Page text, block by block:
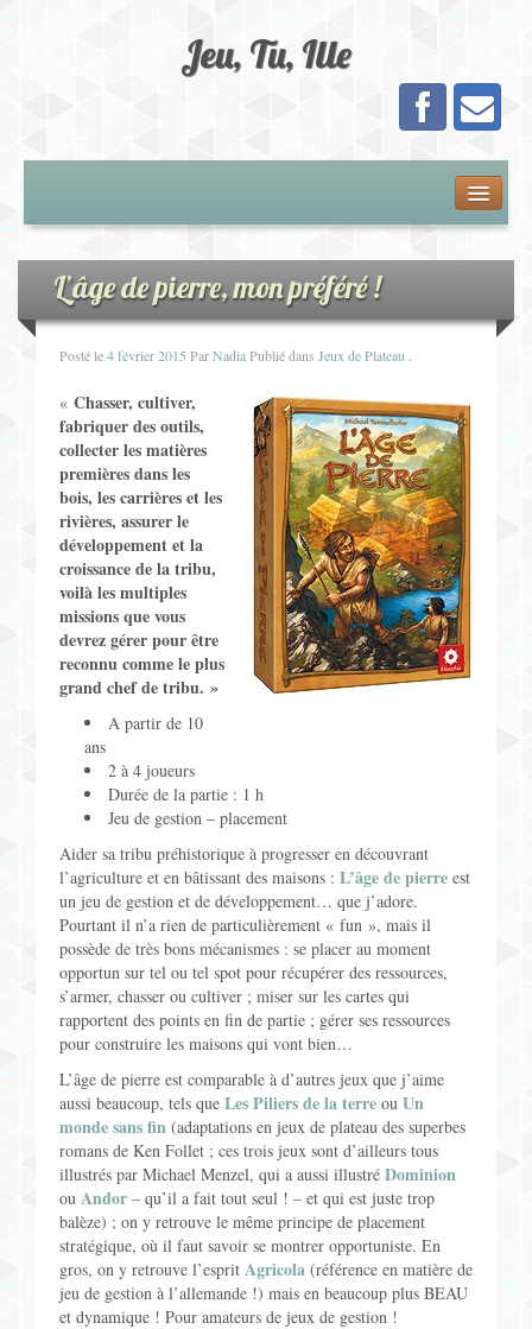
Jeu, Tu, Ille
Adhésion
Calendrier
Les Jeux
Jeux de Plateau
Jeux de Cartes
Jeux pour Enfants
Jeux de Rôle
Contact
L’âge de pierre, mon préféré !
Posté le4 février 2015 ParNadiaPublié dans Jeux de Plateau
« Chasser, cultiver,
fabriquer des outils,
collecter les matières
premières dans les
bois, les carrières et les
rivières, assurer le
développement et la
croissance de la tribu,
voilà les multiples
missions que vous
devrez gérer pour être
reconnu comme le plus
grand chef de tribu. »
A partir de 10
ans
2 à 4 joueurs
Durée de la partie : 1 h
Jeu de gestion – placement
Aider sa tribu préhistorique à progresser en découvrant
l’agriculture et en bâtissant des maisons : L’âge de pierre est
un jeu de gestion et de développement… que j’adore.
Pourtant il n’a rien de particulièrement « fun », mais il
possède de très bons mécanismes : se placer au moment
opportun sur tel ou tel spot pour récupérer des ressources,
s’armer, chasser ou cultiver ; miser sur les cartes qui
rapportent des points en fin de partie ; gérer ses ressources
pour construire les maisons qui vont bien…
L’âge de pierre est comparable à d’autres jeux que j’aime
aussi beaucoup, tels que Les Piliers de la terre ou Un
monde sans fin (adaptations en jeux de plateau des superbes
romans de Ken Follet ; ces trois jeux sont d’ailleurs tous
illustrés par Michael Menzel, qui a aussi illustré Dominion
ou Andor – qu’il a fait tout seul ! – et qui est juste trop
balèze) ; on y retrouve le même principe de placement
stratégique, où il faut savoir se montrer opportuniste. En
gros, on y retrouve l’esprit Agricola (référence en matière de
jeu de gestion à l’allemande !) mais en beaucoup plus BEAU
et dynamique ! Pour amateurs de jeux de gestion !